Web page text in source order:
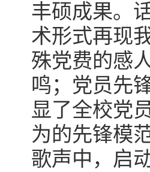
丰硕成果。
术形式再现
殊党费的感
鸣；党员先
显了全校党
为的先锋模
歌声中，启